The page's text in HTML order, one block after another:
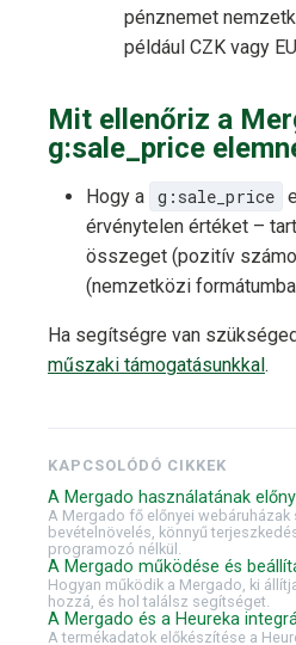
pénznemet
például CZK vagy
Mit ellenőriz a
g:sale_price
Hogy a g:sale_price
érvénytelen értéket –
összeget (pozitív
(nemzetközi
Ha segítségre van
műszaki támogatásunkkal .
KAPCSOLÓDÓ CIKKEK
A Mergado használatának
A Mergado fő előnyei
bevételnövelés, könnyű
programozó nélkül.
A Mergado működése és
Hogyan működik a Mergado, ki
hozzá, és hol találsz segítséget.
A Mergado és a Heureka
A termékadatok előkészítése a